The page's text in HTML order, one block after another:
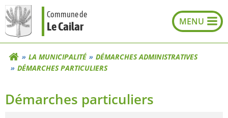
Aller
au
contenu
Commune de
Le Cailar
LA MUNICIPALITÉ
DÉMARCHES ADMINISTRATIVES
DÉMARCHES PARTICULIERS
Démarches particuliers